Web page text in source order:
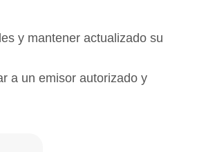
y mantener actualizado su
a un emisor autorizado y